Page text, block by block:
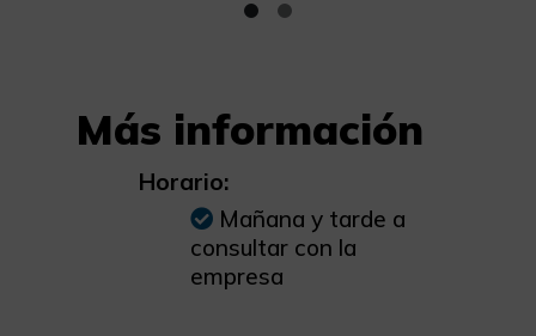
Más información
Horario:
Mañana y tarde a
consultar con la
empresa